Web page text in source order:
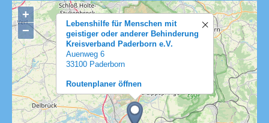
Lebenshilfe für Menschen mit
geistiger oder anderer Behinderung
Kreisverband Paderborn e.V.
Auenweg 6
33100 Paderborn
Routenplaner öffnen
+
−